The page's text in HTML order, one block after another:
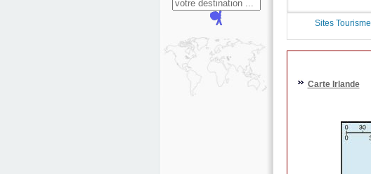
Sites Tourisme
Carte Irlande